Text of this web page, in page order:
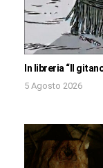
In libreria “Il
5 Agosto 2026